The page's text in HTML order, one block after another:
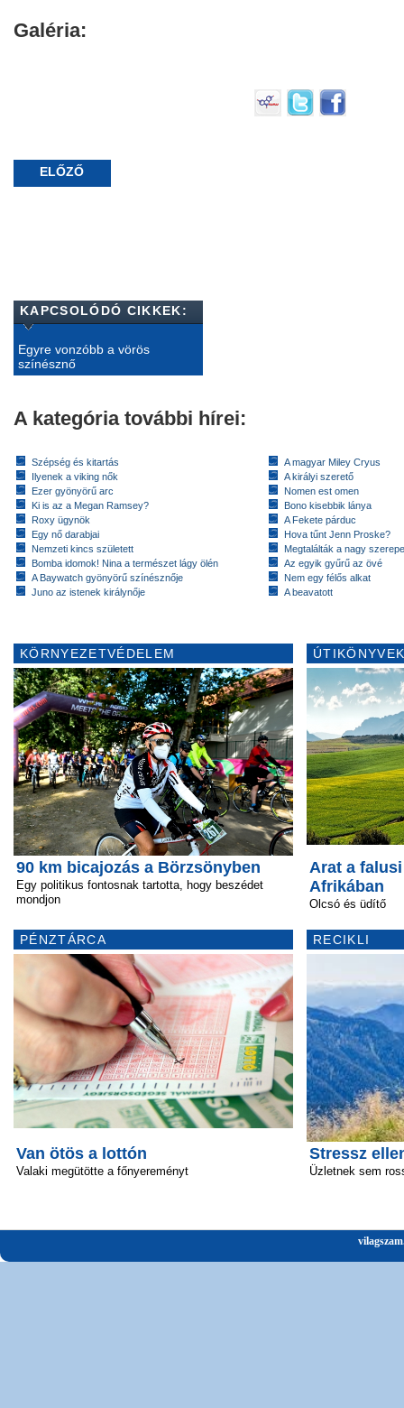
Galéria:
ELŐZŐ
KAPCSOLÓDÓ CIKKEK:
Egyre vonzóbb a vörös
színésznő
A kategória további hírei:
Szépség és kitartás
Ilyenek a viking nők
Ezer gyönyörű arc
Ki is az a Megan Ramsey?
Roxy ügynök
Egy nő darabjai
Nemzeti kincs született
Bomba idomok! Nina a természet lágy ölén
A Baywatch gyönyörű színésznője
Juno az istenek királynője
A magyar Miley Cryus
A királyi szerető
Nomen est omen
Bono kisebbik lánya
A Fekete párduc
Hova tűnt Jenn Proske?
Megtalálták a nagy
Az egyik gyűrű az övé
Nem egy félős alkat
A beavatott
KÖRNYEZETVÉDELEM
90 km bicajozás a Börzsönyben
Egy politikus fontosnak tartotta, hogy beszédet
mondjon
PÉNZTÁRCA
Van ötös a lottón
Valaki megütötte a főnyereményt
Arat a
Afrikában
Olcsó és üdítő
RECIKLI
Stressz
Üzletnek sem